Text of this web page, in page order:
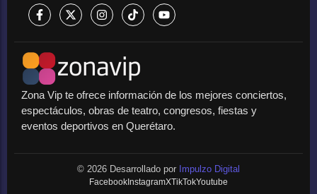
Zona Vip te ofrece información de los mejores conciertos,
espectáculos, obras de teatro, congresos, fiestas y
eventos deportivos en Querétaro.
© 2026 Desarrollado por Impulzo Digital
Facebook InstagramXTikTokYoutube